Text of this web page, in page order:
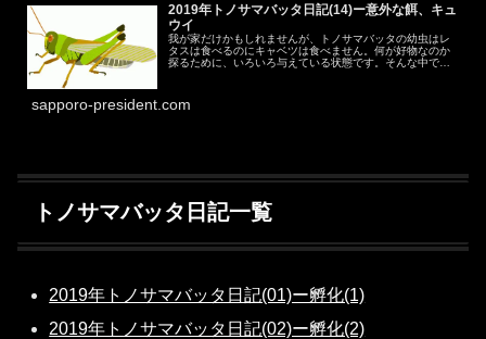
2019年トノサマバッタ日記(14)ー意外な餌、キュ
ウイ
我が家だけかもしれませんが、トノサマバッタの幼虫はレ
タスは食べるのにキャベツは食べません。何が好物なのか
探るために、いろいろ与えている状態です。そんな中で、
sapporo-president.com
トノサマバッタ日記一覧
2019年トノサマバッタ日記(01)ー孵化(1)
2019年トノサマバッタ日記(02)ー孵化(2)